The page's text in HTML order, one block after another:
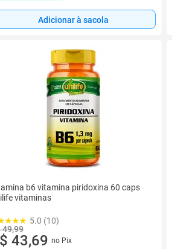
Adicionar à sacola
b6 vitamina piridoxina 60 caps
vitaminas
5.0 (10)
49,99
43,69 no Pix